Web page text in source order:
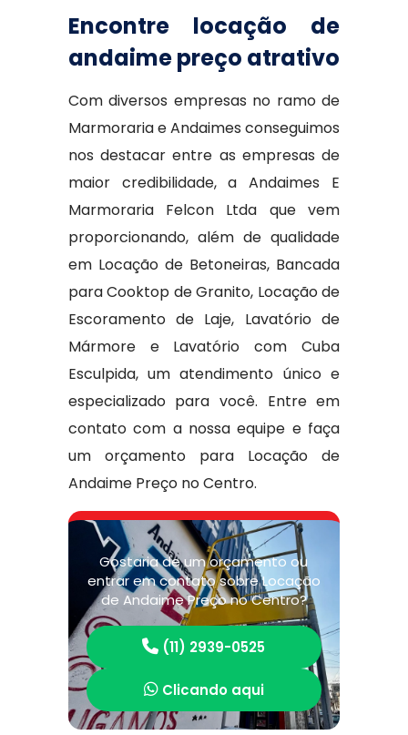
Encontre locação de
andaime preço atrativo
Com diversos empresas no ramo de
Marmoraria e Andaimes conseguimos
nos destacar entre as empresas de
maior credibilidade, a Andaimes E
Marmoraria Felcon Ltda que vem
proporcionando, além de qualidade
em Locação de Betoneiras, Bancada
para Cooktop de Granito, Locação de
Escoramento de Laje, Lavatório de
Mármore e Lavatório com Cuba
Esculpida, um atendimento único e
especializado para você. Entre em
contato com a nossa equipe e faça
um orçamento para Locação de
Andaime Preço no Centro.
Gostaria de um orçamento ou
entrar em contato sobre Locação
de Andaime Preço no Centro?
(11) 2939-0525
Clicando aqui